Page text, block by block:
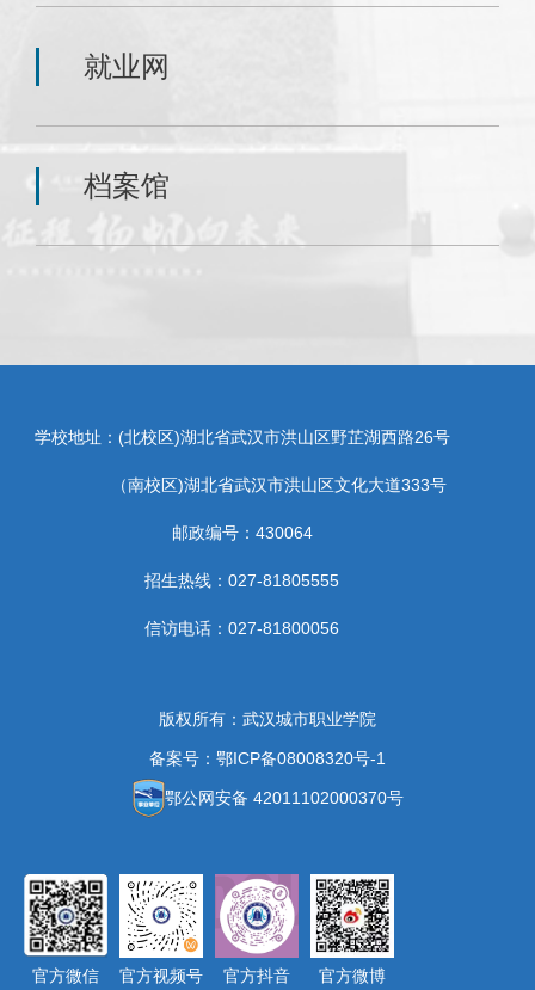
就业网
档案馆
学校地址：(北校区)湖北省武汉市洪山区野芷湖西路26号
（南校区)湖北省武汉市洪山区文化大道333号
邮政编号：430064
招生热线：027-81805555
信访电话：027-81800056
版权所有：武汉城市职业学院
备案号：鄂ICP备08008320号-1
鄂公网安备 42011102000370号
官方微信 官方视频号 官方抖音 官方微博